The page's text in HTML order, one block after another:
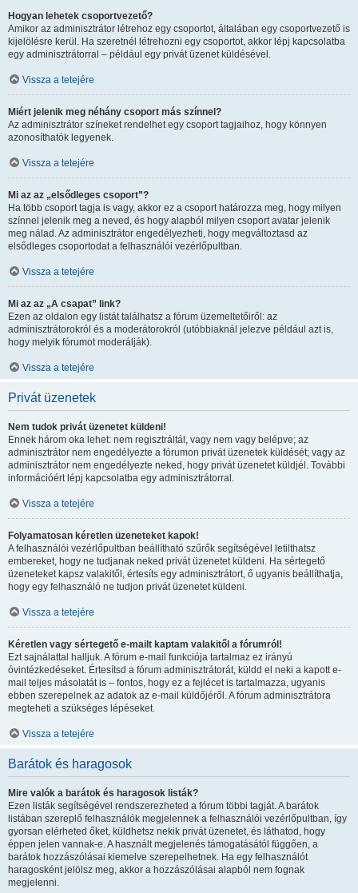
Hogyan lehetek csoportvezető?
Amikor az adminisztrátor létrehoz egy csoportot, általában egy csoportvezető is
kijelölésre kerül. Ha szeretnél létrehozni egy csoportot, akkor lépj kapcsolatba
egy adminisztrátorral – például egy privát üzenet küldésével.
Vissza a tetejére
Miért jelenik meg néhány csoport más színnel?
Az adminisztrátor színeket rendelhet egy csoport tagjaihoz, hogy könnyen
azonosíthatók legyenek.
Vissza a tetejére
Mi az az „elsődleges csoport”?
Ha több csoport tagja is vagy, akkor ez a csoport határozza meg, hogy milyen
színnel jelenik meg a neved, és hogy alapból milyen csoport avatar jelenik
meg nálad. Az adminisztrátor engedélyezheti, hogy megváltoztasd az
elsődleges csoportodat a felhasználói vezérlőpultban.
Vissza a tetejére
Mi az az „A csapat” link?
Ezen az oldalon egy listát találhatsz a fórum üzemeltetőiről: az
adminisztrátorokról és a moderátorokról (utóbbiaknál jelezve például azt is,
hogy melyik fórumot moderálják).
Vissza a tetejére
Privát üzenetek
Nem tudok privát üzenetet küldeni!
Ennek három oka lehet: nem regisztráltál, vagy nem vagy belépve; az
adminisztrátor nem engedélyezte a fórumon privát üzenetek küldését; vagy az
adminisztrátor nem engedélyezte neked, hogy privát üzenetet küldjél. További
információért lépj kapcsolatba egy adminisztrátorral.
Vissza a tetejére
Folyamatosan kéretlen üzeneteket kapok!
A felhasználói vezérlőpultban beállítható szűrők segítségével letilthatsz
embereket, hogy ne tudjanak neked privát üzenetet küldeni. Ha sértegető
üzeneteket kapsz valakitől, értesíts egy adminisztrátort, ő ugyanis beállíthatja,
hogy egy felhasználó ne tudjon privát üzenetet küldeni.
Vissza a tetejére
Kéretlen vagy sértegető e-mailt kaptam valakitől a fórumról!
Ezt sajnálattal halljuk. A fórum e-mail funkciója tartalmaz ez irányú
óvintézkedéseket. Értesítsd a fórum adminisztrátorát, küldd el neki a kapott e-
mail teljes másolatát is – fontos, hogy ez a fejlécet is tartalmazza, ugyanis
ebben szerepelnek az adatok az e-mail küldőjéről. A fórum adminisztrátora
megteheti a szükséges lépéseket.
Vissza a tetejére
Barátok és haragosok
Mire valók a barátok és haragosok listák?
Ezen listák segítségével rendszerezheted a fórum többi tagját. A barátok
listában szereplő felhasználók megjelennek a felhasználói vezérlőpultban, így
gyorsan elérheted őket, küldhetsz nekik privát üzenetet, és láthatod, hogy
éppen jelen vannak-e. A használt megjelenés támogatásától függően, a
barátok hozzászólásai kiemelve szerepelhetnek. Ha egy felhasználót
haragosként jelölsz meg, akkor a hozzászólásai alapból nem fognak
megjelenni.